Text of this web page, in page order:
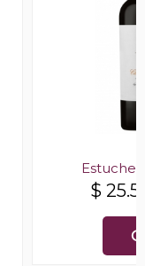
Estuche
$